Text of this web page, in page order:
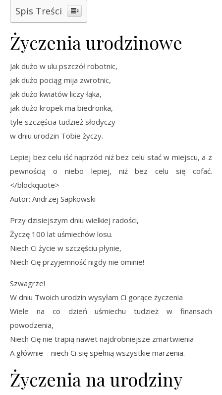
Spis Treści
Życzenia urodzinowe
Jak dużo w ulu pszczół robotnic,
jak dużo pociąg mija zwrotnic,
jak dużo kwiatów liczy łąka,
jak dużo kropek ma biedronka,
tyle szczęścia tudzież słodyczy
w dniu urodzin Tobie życzy.
Lepiej bez celu iść naprzód niż bez celu stać w miejscu, a z
pewnością o niebo lepiej, niż bez celu się cofać.
</blockquote>
Autor: Andrzej Sapkowski
Przy dzisiejszym dniu wielkiej radości,
Życzę 100 lat uśmiechów losu.
Niech Ci życie w szczęściu płynie,
Niech Cię przyjemność nigdy nie ominie!
Szwagrze!
W dniu Twoich urodzin wysyłam Ci gorące życzenia
Wiele na co dzień uśmiechu tudzież w finansach
powodzenia,
Niech Cię nie trapią nawet najdrobniejsze zmartwienia
A głównie – niech Ci się spełnią wszystkie marzenia.
Życzenia na urodziny